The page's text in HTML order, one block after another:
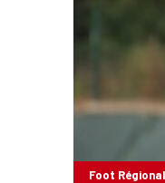
Foot Régional